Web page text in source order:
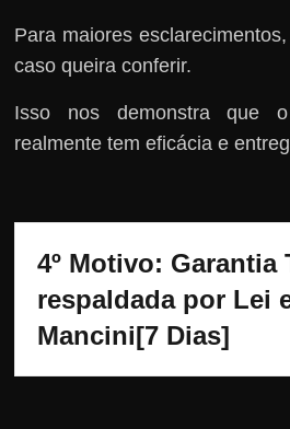
Para maiores
caso queira conferir.
Isso nos demonstra que
realmente tem eficácia e
4º Motivo: Garantia
respaldada por Lei
Mancini[7 Dias]